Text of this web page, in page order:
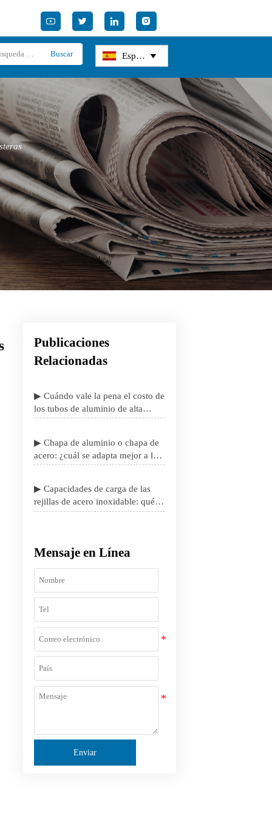
   
Buscar Español 
Publicaciones
Relacionadas
▶ Cuándo vale la pena el costo de
los tubos de aluminio de alta
resistencia en el diseño estructural
▶ Chapa de aluminio o chapa de
acero: ¿cuál se adapta mejor a los
proyectos sensibles al peso?
▶ Capacidades de carga de las
rejillas de acero inoxidable: qué
importa antes de la especificación
Mensaje en Línea
Enviar